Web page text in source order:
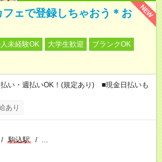
NEW
ェで登録しちゃおう＊お
未経験OK 大学生歓迎
ブランクOK
い・週払いOK！(規定あり) ■現金日払いも
あり
/ 駒込駅 / …